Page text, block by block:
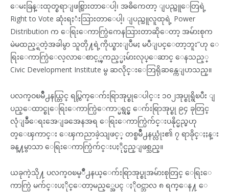
ေမးခြန္းထုတ္စရာျဖစ္သြားတာေပါ့၊ အဓိကေတာ့ ျပည္သူေတြရဲ့
Right to Vote ဆုံးရႈံးသြားတာေပါ့၊ ျပည္သူလူထုရဲ့ Power
Distribution က ေရြးေကာက္ပြဲကေနသြားတာဆိုေတာ့ အမ်ားစုက
မဲမထည့္ရတဲ့အခါမွာ သူတို႔ရဲ့ကိုယ္စားျပဳမႈ မပီျပင္ေတာ့ဘူး”ဟု ေ
ရြးေကာက္ပြဲေလ့လာေစာင့္ၾကည့္မႈမ်ားလုပ္ေဆာင္ ေနသည့္
Civic Development Institute မွ ဆလိုင္းေဘြရိုဆန္ကေျပာသည္။
ပလက္ဝၿမိဳ႕နယ္တြင္ ရပ္ကြက္ေက်းရြာအုပ္စုေပါင္း ၁၀၂အုပ္စုရွိၿပီး ျ
ပည္ေထာင္စုေရြးေကာက္ပြဲေကာ္မရွင္မွ ေက်းရြာအုပ္စု ၉၄ ခုတြင္
လုံျခဳံေရးအေျခအေနအရ ေရြးေကာက္ပြဲက်င္းပနိုင္မည္မဟု
တ္ေၾကာင္း ေၾကညာခဲ့သျဖင့္ တစ္ၿမိဳ႕နယ္လုံး၏ ၇ ရာခိုင္ႏႈန္း
ခန္႔မွာသာ ေရြးေကာက္ပြဲက်င္းပႏိုင္မည္ျဖစ္သည္။
ယခုကဲ့သို႔ ပလက္၀ၿမ္ိဳ႕နယ္ေက်းရြာအုပ္စုအမ်ားစုတြင္ ေရြးေ
ကာက္ပြဲ မက်င္းပႏိုင္ေတာ့မည့္အေပၚ ႏို၀င္ဘာလ ၈ ရက္ေန႔ ေ